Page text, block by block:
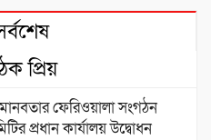
প্রিয়
ফেরিওয়ালা সংগঠন
প্রধান কার্যালয় উদ্বোধন